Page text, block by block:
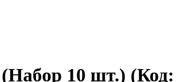
10 шт.) (Код: